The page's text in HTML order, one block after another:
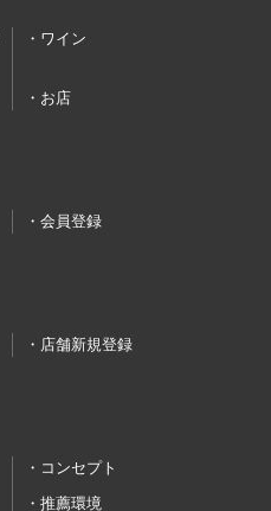
ワイン
お店
会員登録
店舗新規登録
コンセプト
推薦環境